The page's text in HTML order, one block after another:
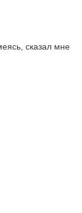
сказал мне